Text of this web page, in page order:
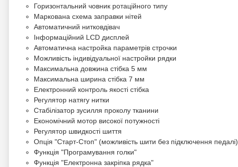
Горизонтальний човник ротаційного типу
Маркована схема заправки нітей
Автоматичний нитковдівач
Інформаційний LCD дисплей
Автоматична настройка параметрів строчки
Можливість індивідуальної настройки рядки
Максимальна довжина стібка 5 мм
Максимальна ширина стібка 7 мм
Електронний контроль якості стібка
Регулятор натягу нитки
Стабілізатор зусилля проколу тканини
Економічний мотор високої потужності
Регулятор швидкості шиття
Опція "Старт-Стоп" (можливість шити без підключення педалі)
Функція "Програмування голки"
Функція "Електронна закріпка рядка"